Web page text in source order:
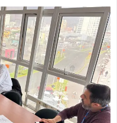
18°C
18°C